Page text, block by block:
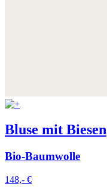
Bluse mit Biesen
Bio-Baumwolle
148,- €